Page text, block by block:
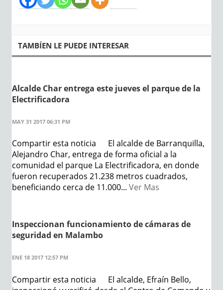
TAMBÍEN LE PUEDE INTERESAR
Alcalde Char entrega este jueves el parque de la
Electrificadora
MAY 31 2017 06:31 PM
Compartir esta noticia El alcalde de Barranquilla,
Alejandro Char, entrega de forma oficial a la
comunidad el parque La Electrificadora, en donde
fueron recuperados 21.238 metros cuadrados,
beneficiando cerca de 11.000... Ver Mas
Inspeccionan funcionamiento de cámaras de
seguridad en Malambo
ENE 18 2017 12:57 PM
Compartir esta noticia El alcalde, Efraín Bello,